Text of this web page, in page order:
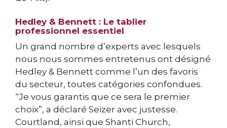
Hedley & Bennett : Le tablier
professionnel essentiel
Un grand nombre d’experts avec lesquels
nous nous sommes entretenus ont désigné
Hedley & Bennett comme l’un des favoris
du secteur, toutes catégories confondues.
“Je vous garantis que ce sera le premier
choix”, a déclaré Seizer avec justesse.
Courtland, ainsi que Shanti Church,